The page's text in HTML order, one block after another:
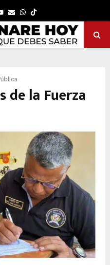
Youtube
EmailWhatsapp
de la Fuerza